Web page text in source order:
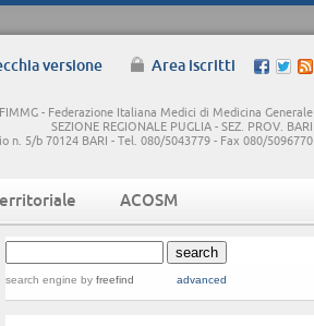
versione Area iscritti
ACOSM
FIMMG - Federazione Italiana Medici di Medicina Generale
SEZIONE REGIONALE PUGLIA - SEZ. PROV. BARI
n. 5/b 70124 BARI - Tel. 080/5043779 - Fax 080/5096770
search engine by freefind advanced